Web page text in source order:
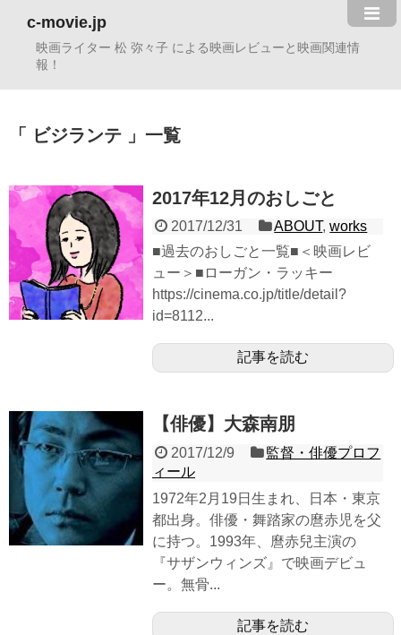
c-movie.jp
映画ライター 松 弥々子 による映画レビューと映画関連情
報！
ビジランテ 一覧
2017年12月のおしごと
2017/12/31 ABOUT,works
■過去のおしごと一覧■＜映画レビ
ュー＞■ローガン・ラッキー
https://cinema.co.jp/title/detail?
id=8112...
記事を読む
【俳優】大森南朋
2017/12/9
監督・俳優プロフ
ィール
1972年2月19日生まれ、日本・東京
都出身。俳優・舞踏家の麿赤児を父
に持つ。1993年、麿赤兒主演の
『サザンウィンズ』で映画デビュ
ー。無骨...
記事を読む